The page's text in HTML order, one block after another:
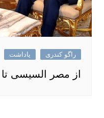
راگو کندری یاداشت
از مصر السیسی